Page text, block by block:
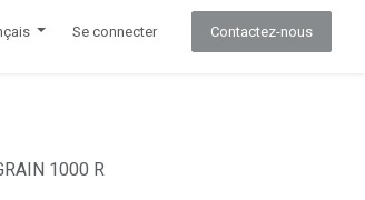
Se connecter Contactez-nous
1000 R